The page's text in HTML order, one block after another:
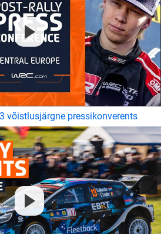
võistlusjärgne pressikonverents